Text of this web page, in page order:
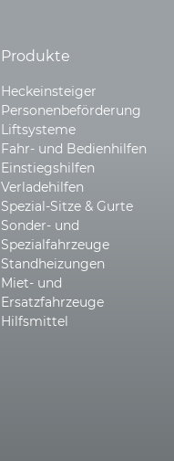
Produkte
Heckeinsteiger
Personenbeförderung
Liftsysteme
Fahr- und Bedienhilfen
Einstiegshilfen
Verladehilfen
Spezial-Sitze & Gurte
Sonder- und
Spezialfahrzeuge
Standheizungen
Miet- und
Ersatzfahrzeuge
Hilfsmittel